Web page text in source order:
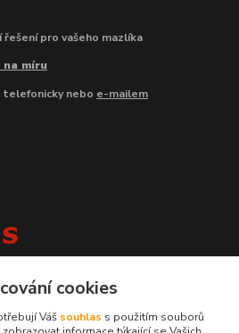
pro vašeho mazlíka
na míru
nebo e-mailem
cookies
Váš souhlas s použitím souborů